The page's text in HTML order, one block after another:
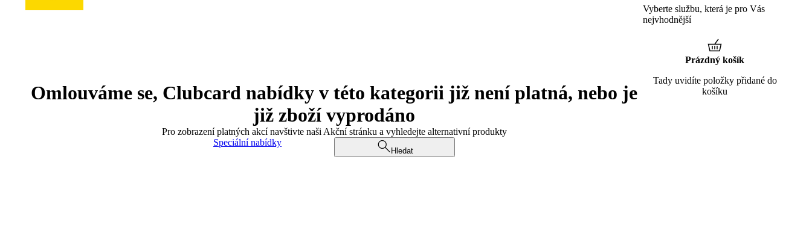
Omlouváme se, Clubcard nabídky v této kategorii již není platná, nebo je
již zboží vyprodáno
Pro zobrazení platných akcí navštivte naši Akční stránku a vyhledejte alternativní produkty
Speciální nabídky
Hledat
Vyberte službu, která je pro Vás
nejvhodnější
Prázdný košík
Tady uvidíte položky přidané do
košíku